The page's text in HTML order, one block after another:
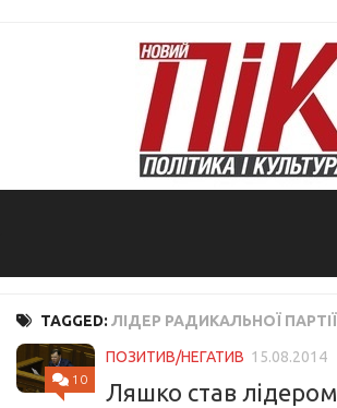
TAGGED: ЛІДЕР РАДИКАЛЬНОЇ ПАРТІЇ
10
ПОЗИТИВ/НЕГАТИВ 15.08.2014
Ляшко став лідером